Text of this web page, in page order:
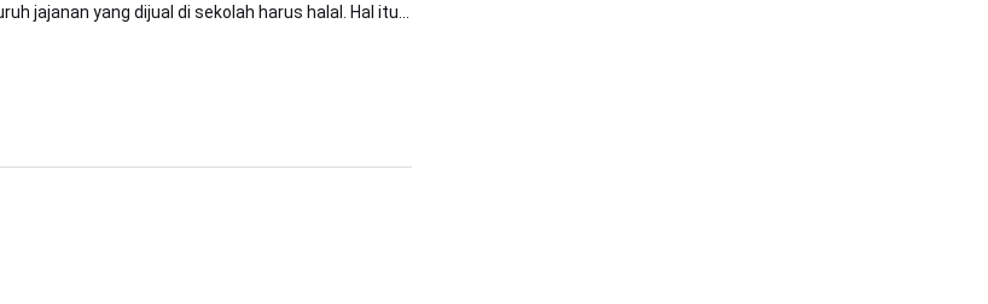
jajanan yang dijual di sekolah harus halal. Hal itu...